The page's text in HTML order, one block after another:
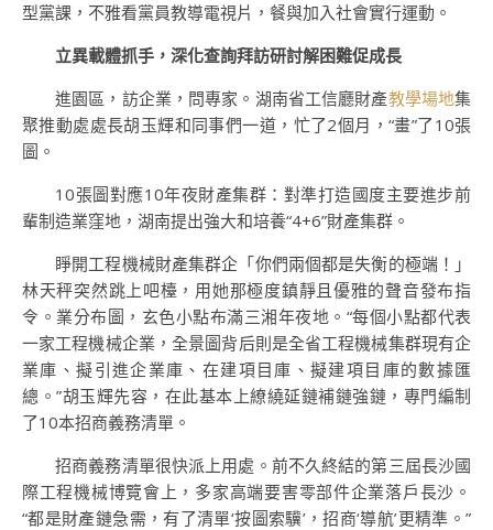
型黨課，不雅看黨員教導電視片，餐與加入社會實行運動。
立異載體抓手，深化查詢拜訪研討解困難促成長
進園區，訪企業，問專家。湖南省工信廳財產教學場地集
聚推動處處長胡玉輝和同事們一道，忙了2個月，“畫”了10張
圖。
10張圖對應10年夜財產集群：對準打造國度主要進步前
輩制造業窪地，湖南提出強大和培養“4+6”財產集群。
睜開工程機械財產集群企「你們兩個都是失衡的極端！」
林天秤突然跳上吧檯，用她那極度鎮靜且優雅的聲音發布指
令。業分布圖，玄色小點布滿三湘年夜地。“每個小點都代表
一家工程機械企業，全景圖背后則是全省工程機械集群現有企
業庫、擬引進企業庫、在建項目庫、擬建項目庫的數據匯
總。”胡玉輝先容，在此基本上繚繞延鏈補鏈強鏈，專門編制
了10本招商義務清單。
招商義務清單很快派上用處。前不久終結的第三屆長沙國
際工程機械博覽會上，多家高端要害零部件企業落戶長沙。
“都是財產鏈急需，有了清單‘按圖索驥’，招商‘導航’更精準。”